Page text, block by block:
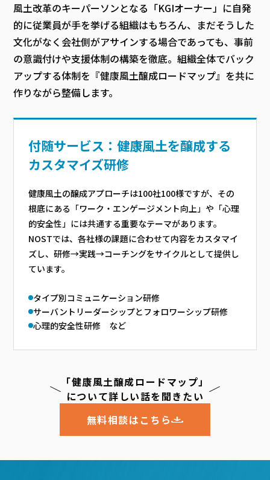
風土改革のキーパーソンとなる「KGIオーナー」に自発
的に従業員が手を挙げる組織はもちろん、まだそうした
文化がなく会社側がアサインする場合であっても、事前
の意識付けや支援体制の構築を徹底。組織全体でバック
アップする体制を『健康風土醸成ロードマップ』を共に
作りながら整備します。
付随サービス：健康風土を醸成する
カスタマイズ研修
健康風土の醸成アプローチは100社100様ですが、その
根底にある「ワーク・エンゲージメント向上」や「心理
的安全性」には共通する重要なテーマがあります。
NOSTでは、各社様の課題に合わせて内容をカスタマイ
ズし、研修→実践→コーチングをサイクルとして提供し
ています。
タイプ別コミュニケーション研修
サーバントリーダーシップとフォロワーシップ研修
心理的安全性研修 など
「健康風土醸成ロードマップ」
について詳しい話を聞きたい
無料相談はこちら